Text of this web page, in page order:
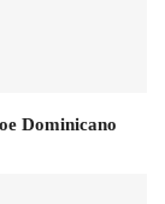
Dominicano